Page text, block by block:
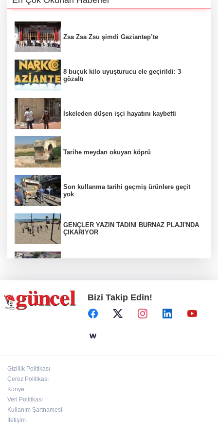
Zsa Zsa Zsu şimdi Gaziantep’te
8 buçuk kilo uyuşturucu ele geçirildi: 3
gözaltı
İskeleden düşen işçi hayatını kaybetti
Tarihe meydan okuyan köprü
Son kullanma tarihi geçmiş ürünlere geçit
yok
GENÇLER YAZIN TADINI BURNAZ PLAJI'NDA
ÇIKARIYOR
Otoyolda plaka gizleyerek seyreden araca 140
bin TL ceza
Bizi Takip Edin!
Gizlilik Politikası
Çerez Politikası
Künye
Veri Politikası
Kullanım Şartnamesi
İletişim